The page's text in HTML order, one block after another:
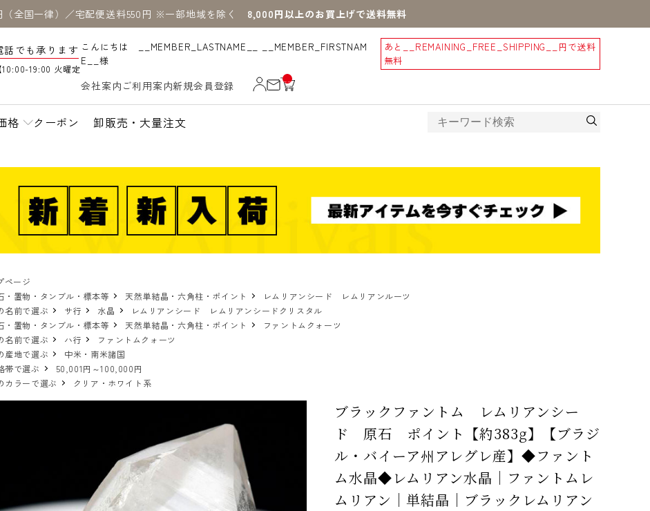
全国一律）／宅配便送料550円 ※一部地域を除く 8,000円以上のお買上げで送料無料
話でも承ります
10:00-19:00 火曜定
こんにちは __MEMBER_LASTNAME__ __MEMBER_FIRSTNAM
E__様
あと __REMAINING_FREE_SHIPPING__
円で送料
無料
会社案内 ご利用案内新規会員登録
__
IT
_C
格 クーポン 卸販売・大量注文
ページ
・置物・タンブル・標本等
天然単結晶・六角柱・ポイント
レムリアンシード レムリアンルーツ
名前で選ぶ
サ行 水晶
レムリアンシード レムリアンシードクリスタル
・置物・タンブル・標本等
天然単結晶・六角柱・ポイント
ファントムクォーツ
名前で選ぶ
ハ行
ファントムクォーツ
産地で選ぶ
中米・南米諸国
帯で選ぶ
50,001円～100,000円
カラーで選ぶ
クリア・ホワイト系
ブラックファントム レムリアンシー
ド 原石 ポイント【約383g】【ブラジ
ル・バイーア州アレグレ産】◆ファント
ム水晶◆レムリアン水晶｜ファントムレ
ムリアン｜単結晶｜ブラックレムリアン